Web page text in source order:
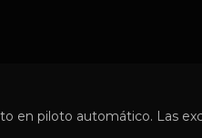
en piloto automático. Las